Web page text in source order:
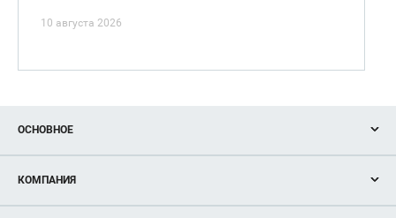
10 августа 2026
ОСНОВНОЕ
Новости
Магазины
КОМПАНИЯ